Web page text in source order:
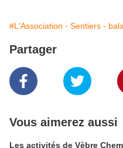
#L'Association - Sentiers -
Partager
Vous aimerez aussi
Les activités de Vèbre Chemins